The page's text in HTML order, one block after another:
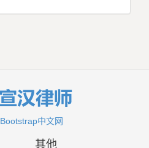
Bootstrap中文网
其他